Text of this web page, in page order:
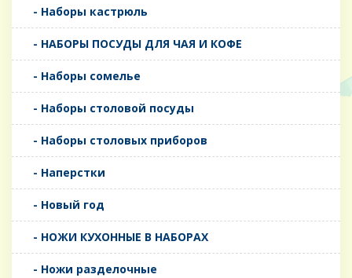
- Наборы кастрюль
- НАБОРЫ ПОСУДЫ ДЛЯ ЧАЯ И КОФЕ
- Наборы сомелье
- Наборы столовой посуды
- Наборы столовых приборов
- Наперстки
- Новый год
- НОЖИ КУХОННЫЕ В НАБОРАХ
- Ножи разделочные